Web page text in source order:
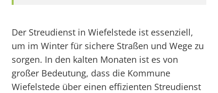
Der Streudienst in Wiefelstede ist essenziell,
um im Winter für sichere Straßen und Wege zu
sorgen. In den kalten Monaten ist es von
großer Bedeutung, dass die Kommune
Wiefelstede über einen effizienten Streudienst